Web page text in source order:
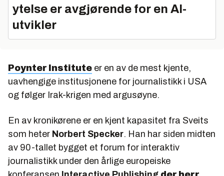
ytelse er avgjørende for en AI-
utvikler
Poynter Institute er en av de mest kjente,
uavhengige institusjonene for journalistikk i USA
og følger Irak-krigen med argusøyne.
En av kronikørene er en kjent kapasitet fra Sveits
som heter Norbert Specker. Han har siden midten
av 90-tallet bygget et forum for interaktiv
journalistikk under den årlige europeiske